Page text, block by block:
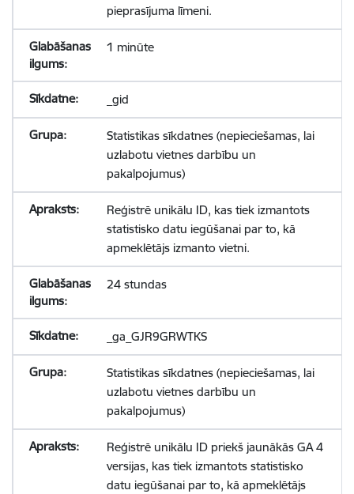
pieprasījuma līmeni.
1 minūte
_gid
Statistikas sīkdatnes (nepieciešamas, lai
uzlabotu vietnes darbību un
pakalpojumus)
Reģistrē unikālu ID, kas tiek izmantots
statistisko datu iegūšanai par to, kā
apmeklētājs izmanto vietni.
24 stundas
_ga_GJR9GRWTKS
Statistikas sīkdatnes (nepieciešamas, lai
uzlabotu vietnes darbību un
pakalpojumus)
Reģistrē unikālu ID priekš jaunākās GA 4
versijas, kas tiek izmantots statistisko
datu iegūšanai par to, kā apmeklētājs